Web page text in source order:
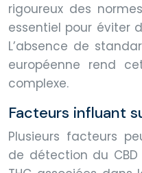
rigoureux des
essentiel pour éviter
L’absence de
européenne rend
complexe.
Facteurs influant
Plusieurs facteurs
de détection du